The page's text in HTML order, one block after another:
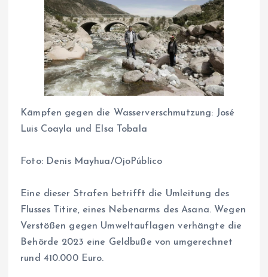
Kämpfen gegen die Wasserverschmutzung: José
Luis Coayla und Elsa Tobala
Foto: Denis Mayhua/OjoPúblico
Eine dieser Strafen betrifft die Umleitung des
Flusses Titire, eines Nebenarms des Asana. Wegen
Verstößen gegen Umweltauflagen verhängte die
Behörde 2023 eine Geldbuße von umgerechnet
rund 410.000 Euro.